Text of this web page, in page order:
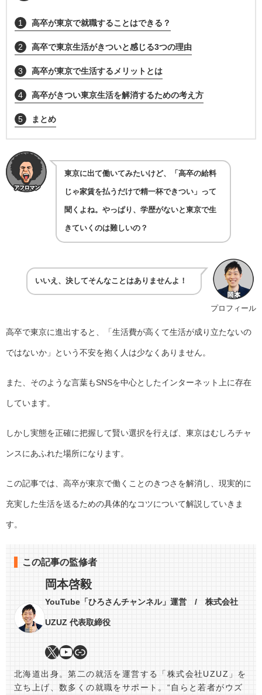
1 高卒が東京で就職することはできる？
2 高卒で東京生活がきついと感じる3つの理由
3 高卒が東京で生活するメリットとは
4 高卒がきつい東京生活を解消するための考え方
5 まとめ
東京に出て働いてみたいけど、「高卒の給料
じゃ家賃を払うだけで精一杯できつい」って
聞くよね。やっぱり、学歴がないと東京で生
きていくのは難しいの？
プロフィール
いいえ、決してそんなことはありませんよ！
高卒で東京に進出すると、「生活費が高くて生活が成り立たないの
ではないか」という不安を抱く人は少なくありません。
また、そのような言葉もSNSを中心としたインターネット上に存在
しています。
しかし実態を正確に把握して賢い選択を行えば、東京はむしろチャ
ンスにあふれた場所になります。
この記事では、高卒が東京で働くことのきつさを解消し、現実的に
充実した生活を送るための具体的なコツについて解説していきま
す。
この記事の監修者
岡本啓毅
YouTube「ひろさんチャンネル」運営 / 株式会社
UZUZ 代表取締役
北海道出身。第二の就活を運営する「株式会社UZUZ」を
立ち上げ、数多くの就職をサポート。“自らと若者がウズ